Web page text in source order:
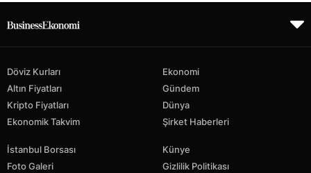
Döviz Kurları
Altın Fiyatları
Kripto Fiyatları
Ekonomik Takvim
Ekonomi
Gündem
Dünya
Şirket Haberleri
İstanbul Borsası
Foto Galeri
Künye
Gizlilik Politikası